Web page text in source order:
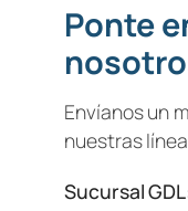
Ponte
Envíanos un
nuestras
Sucursal